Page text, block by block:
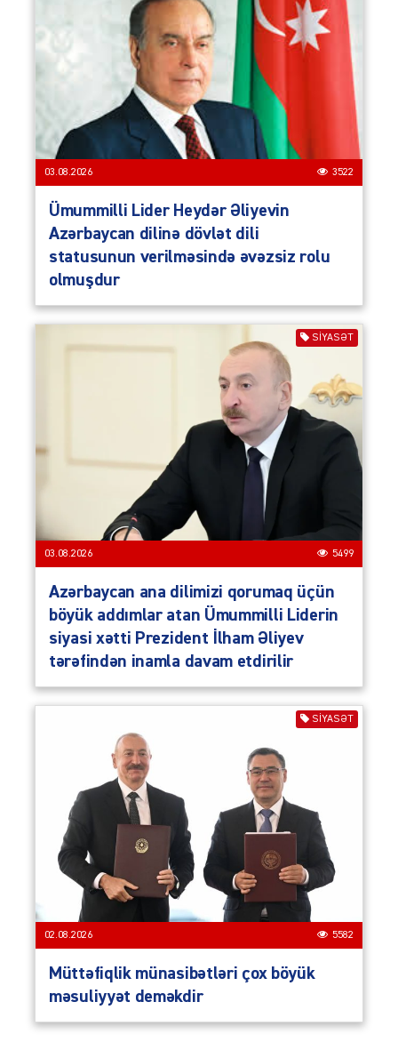
03.08.2026 3522
Ümummilli Lider Heydər Əliyevin
Azərbaycan dilinə dövlət dili
statusunun verilməsində əvəzsiz rolu
olmuşdur
SIYASƏT
03.08.2026 5499
Azərbaycan ana dilimizi qorumaq üçün
böyük addımlar atan Ümummilli Liderin
siyasi xətti Prezident İlham Əliyev
tərəfindən inamla davam etdirilir
SIYASƏT
02.08.2026 5582
Müttəfiqlik münasibətləri çox böyük
məsuliyyət deməkdir